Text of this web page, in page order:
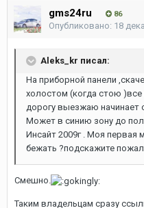
gms24ru 86
Опубликовано: 18
Aleks_kr писал:
На приборной панели
холостом (когда стою
дорогу выезжаю начинает
Может в синию зону до
Инсайт 2009г . Моя первая
бежать ?подскажите
Смешно.
Таким владельцам сразу